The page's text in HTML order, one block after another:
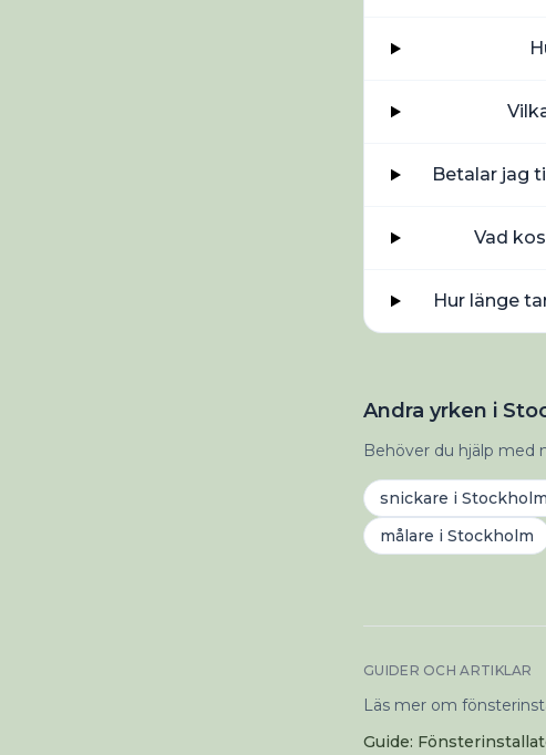
Betalar jag
Vad
Hur länge
Andra yrken i
Behöver du hjälp med
snickare i Stockholm
målare i Stockholm
GUIDER OCH ARTIKLAR
Läs mer om
Guide: